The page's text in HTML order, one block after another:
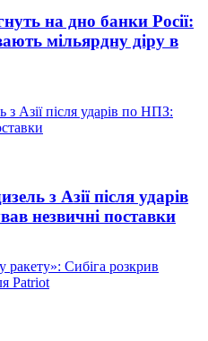
на дно банки Росії:
мільярдну діру в
з Азії після ударів
незвичні поставки